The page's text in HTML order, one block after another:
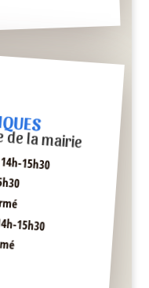
de la mairie
15h30
15h30